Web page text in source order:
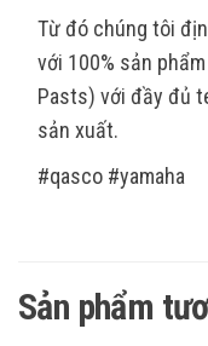
Từ đó chúng tôi
với 100% sản
Pasts) với đầy đủ
sản xuất.
#qasco #yamaha
Sản phẩm